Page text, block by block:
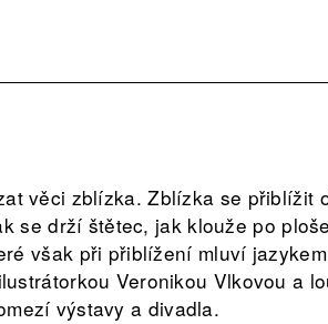
věci zblízka. Zblízka se přiblížit
se drží štětec, jak klouže po
však při přiblížení mluví
Veronikou Vlkovou a
výstavy a divadla.